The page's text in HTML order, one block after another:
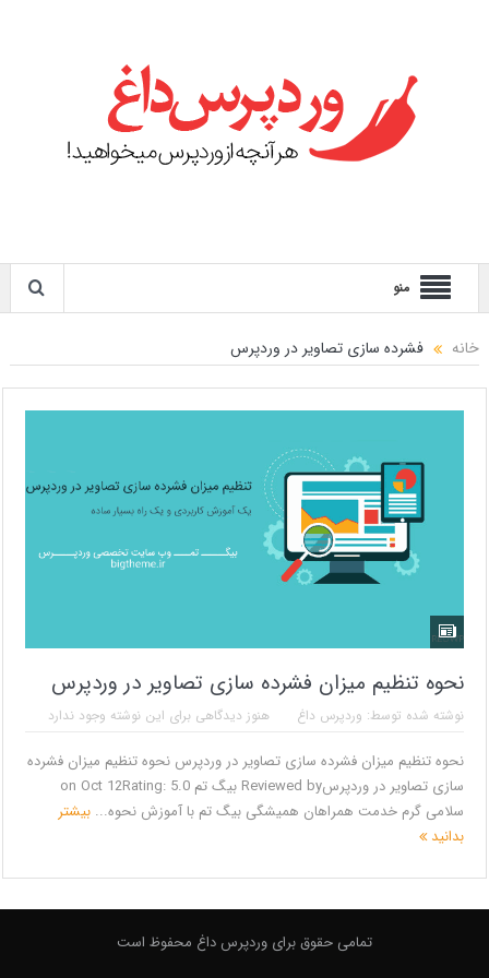
منو
خانه فشرده سازی تصاویر در وردپرس
نحوه تنظیم میزان فشرده سازی تصاویر در وردپرس
نوشته شده توسط: وردپرس داغ هنوز دیدگاهی برای این نوشته وجود ندارد
نحوه تنظیم میزان فشرده سازی تصاویر در وردپرس نحوه تنظیم میزان فشرده
سازی تصاویر در وردپرسReviewed by بیگ تم on Oct 12Rating: 5.0
سلامی گرم خدمت همراهان همیشگی بیگ تم با آموزش نحوه... بیشتر
بدانید
تمامی حقوق برای وردپرس داغ محفوظ است